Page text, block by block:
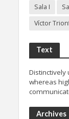
Sala I
Víctor
Text
Distinctively
whereas
Archives